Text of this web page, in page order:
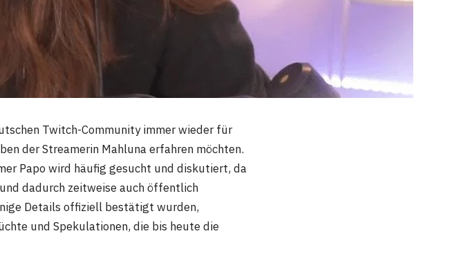
Twitch-Community immer wieder für
der Streamerin Mahluna erfahren möchten.
Papo wird häufig gesucht und diskutiert, da
dadurch zeitweise auch öffentlich
Details offiziell bestätigt wurden,
und Spekulationen, die bis heute die